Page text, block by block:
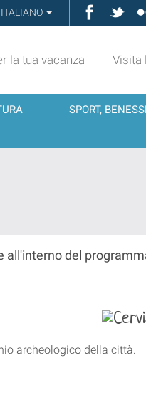
ITALIANO Facebook
la tua vacanza Visita
SPORT,
del
archeologico della città.